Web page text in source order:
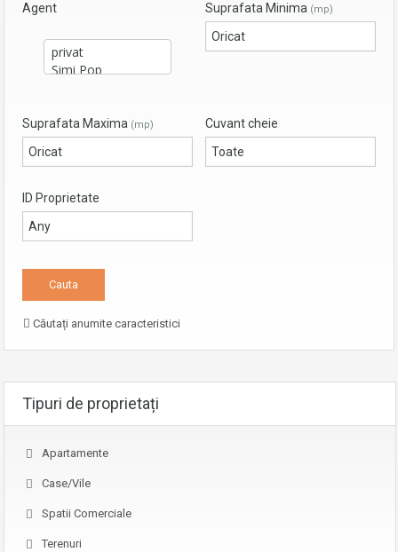
Agent Suprafata Minima (mp)
Suprafata Maxima (mp) Cuvant cheie
ID Proprietate
Căutați anumite caracteristici
Tipuri de proprietați
Apartamente
Case/Vile
Spatii Comerciale
Terenuri